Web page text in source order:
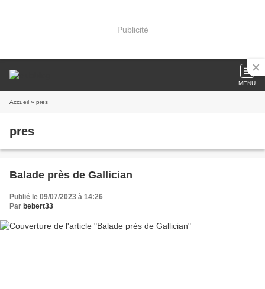
Publicité
MENU
Accueil » pres
pres
Balade près de Gallician
Publié le 09/07/2023 à 14:26
Par bebert33